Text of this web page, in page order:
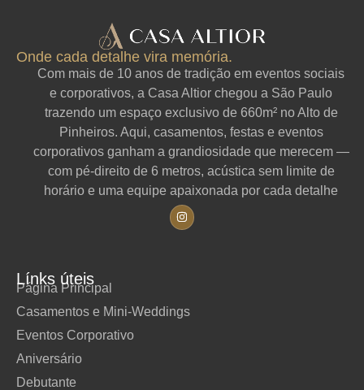
Onde cada detalhe vira memória.
Com mais de 10 anos de tradição em eventos sociais
e corporativos, a Casa Altior chegou a São Paulo
trazendo um espaço exclusivo de 660m² no Alto de
Pinheiros. Aqui, casamentos, festas e eventos
corporativos ganham a grandiosidade que merecem —
com pé-direito de 6 metros, acústica sem limite de
horário e uma equipe apaixonada por cada detalhe
Línks úteis
Página Principal
Casamentos e Mini-Weddings
Eventos Corporativo
Aniversário
Debutante